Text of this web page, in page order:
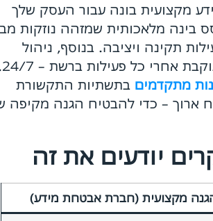
מקצועית בונה עבור העסק שלך
בינה מלאכותית שמזהה נוזקות
תקינה ויציבה. בנוסף, ניהול
בתשתיות התקשורת
ארוך – כדי להבטיח הגנה מקיפה
יודעים את זה
מקצועית (חברת אבטחת מידע)